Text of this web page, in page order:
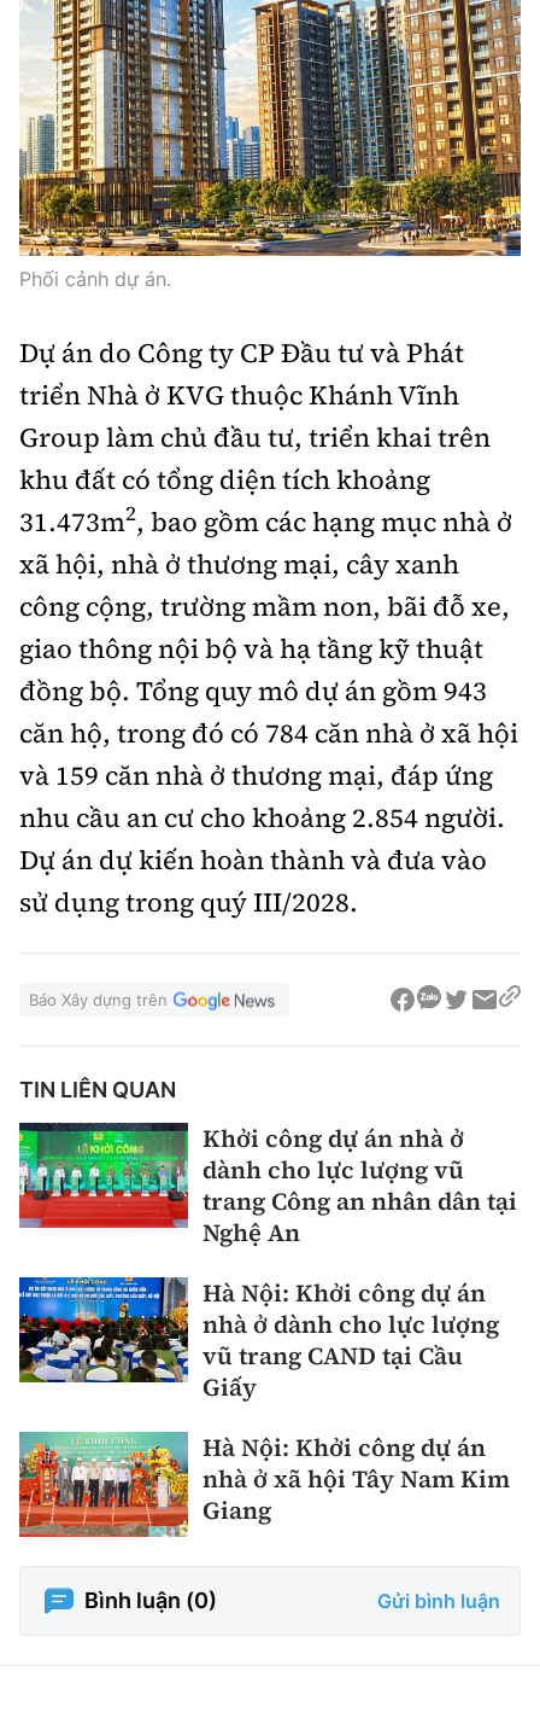
Phối cảnh dự án.
Dự án do Công ty CP Đầu tư và Phát
triển Nhà ở KVG thuộc Khánh Vĩnh
Group làm chủ đầu tư, triển khai trên
khu đất có tổng diện tích khoảng
31.473m2, bao gồm các hạng mục nhà ở
xã hội, nhà ở thương mại, cây xanh
công cộng, trường mầm non, bãi đỗ xe,
giao thông nội bộ và hạ tầng kỹ thuật
đồng bộ. Tổng quy mô dự án gồm 943
căn hộ, trong đó có 784 căn nhà ở xã hội
và 159 căn nhà ở thương mại, đáp ứng
nhu cầu an cư cho khoảng 2.854 người.
Dự án dự kiến hoàn thành và đưa vào
sử dụng trong quý III/2028.
Báo Xây dựng trên
TIN LIÊN QUAN
Khởi công dự án nhà ở
dành cho lực lượng vũ
trang Công an nhân dân tại
Nghệ An
Hà Nội: Khởi công dự án
nhà ở dành cho lực lượng
vũ trang CAND tại Cầu
Giấy
Hà Nội: Khởi công dự án
nhà ở xã hội Tây Nam Kim
Giang
Bình luận (0) Gửi bình luận